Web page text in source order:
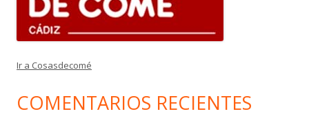
Ir a Cosasdecomé
COMENTARIOS RECIENTES